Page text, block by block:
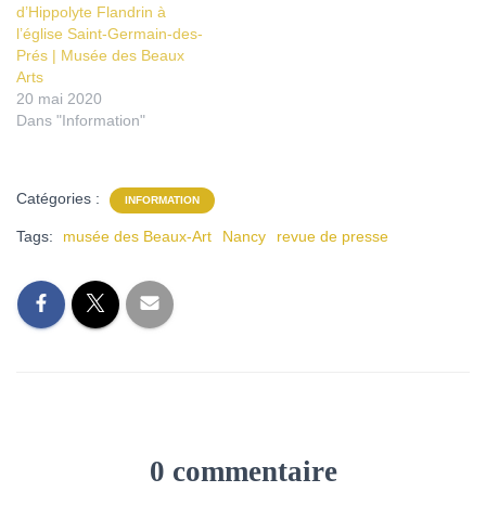
d’Hippolyte Flandrin à
l’église Saint-Germain-des-
Prés | Musée des Beaux
Arts
20 mai 2020
Dans "Information"
Catégories : INFORMATION
Tags: musée des Beaux-Art Nancy revue de presse
0 commentaire